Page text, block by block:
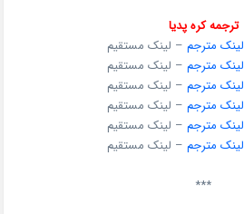
ترجمه کره پدیا
لینک مترجم – لینک مستقیم
لینک مترجم – لینک مستقیم
لینک مترجم – لینک مستقیم
لینک مترجم – لینک مستقیم
لینک مترجم – لینک مستقیم
لینک مترجم – لینک مستقیم
***